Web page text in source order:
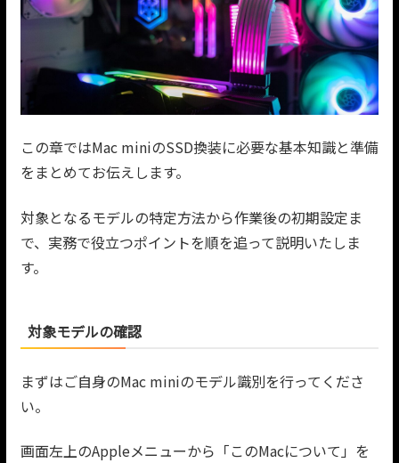
この章ではMac miniのSSD換装に必要な基本知識と準備
をまとめてお伝えします。
対象となるモデルの特定方法から作業後の初期設定ま
で、実務で役立つポイントを順を追って説明いたしま
す。
対象モデルの確認
まずはご自身のMac miniのモデル識別を行ってくださ
い。
画面左上のAppleメニューから「このMacについて」を